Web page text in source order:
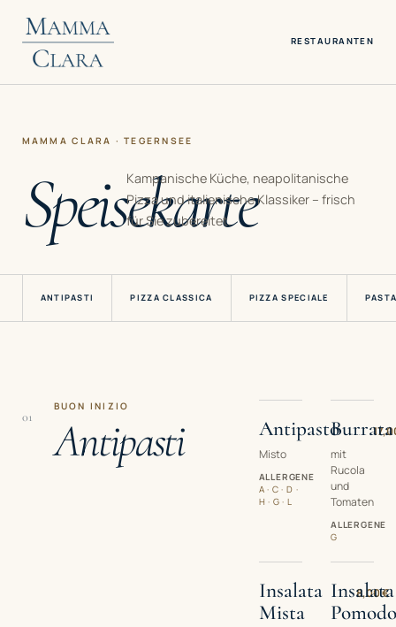
RESTAURANTEN
MAMMA CLARA · TEGERNSEE
Speisekarte
Kampanische Küche, neapolitanische
Pizza und italienische Klassiker – frisch
für Sie zubereitet.
ANTIPASTI PIZZA CLASSICA PIZZA SPECIALE
01
BUON INIZIO
Antipasti Antipasto
Misto
ALLERGENE
A · C · D ·
H · G · L
Burrata
mit
Rucola
und
Tomaten
ALLERGENE
G
Insalata
Mista
8,00 €
Insalata